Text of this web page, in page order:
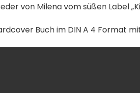
von Milena vom süßen Label
Buch im DIN A 4 Format